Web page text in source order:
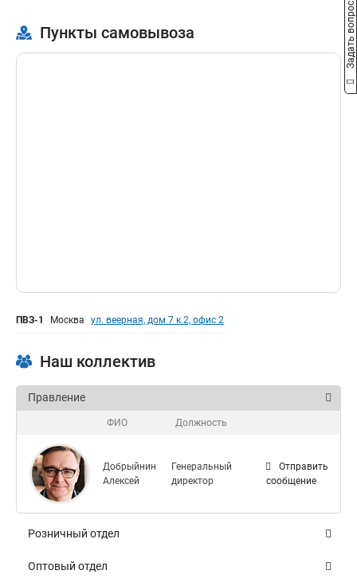
Пункты самовывоза
ПВЗ-1 Москва ул. веерная, дом 7 к.2, офис 2
Наш коллектив
Правление
ФИО Должность
Добрыйнин
Алексей
Генеральный
директор
Отправить
сообщение
Розничный отдел
Оптовый отдел
Задать вопрос